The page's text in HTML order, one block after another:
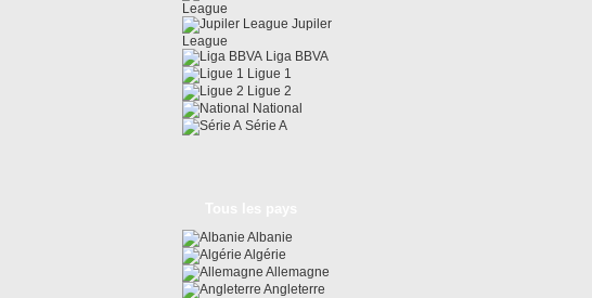
League
Jupiler
League
Liga BBVA
Ligue 1
Ligue 2
National
Série A
Albanie
Algérie
Allemagne
Angleterre